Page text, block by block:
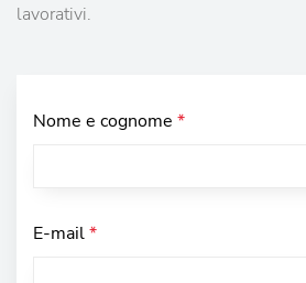
lavorativi.
Nome e cognome *
E-mail*